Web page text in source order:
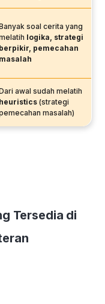
soal cerita yang
logika, strategi
berpikir, pemecahan
masalah
awal sudah melatih
heuristics (strategi
masalah)
Tersedia di